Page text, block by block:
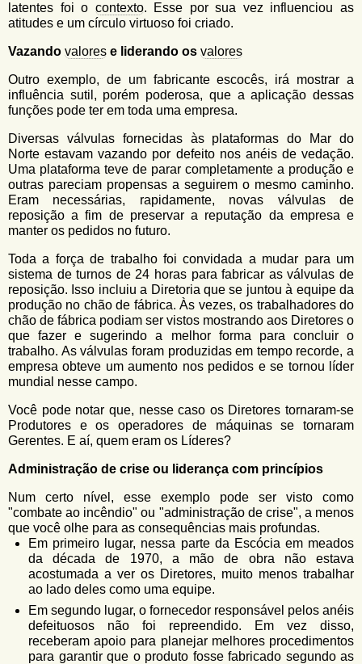
latentes foi o contexto. Esse por sua vez influenciou as
atitudes e um círculo virtuoso foi criado.
Vazando valores e liderando os valores
Outro exemplo, de um fabricante escocês, irá mostrar a
influência sutil, porém poderosa, que a aplicação dessas
funções pode ter em toda uma empresa.
Diversas válvulas fornecidas às plataformas do Mar do
Norte estavam vazando por defeito nos anéis de vedação.
Uma plataforma teve de parar completamente a produção e
outras pareciam propensas a seguirem o mesmo caminho.
Eram necessárias, rapidamente, novas válvulas de
reposição a fim de preservar a reputação da empresa e
manter os pedidos no futuro.
Toda a força de trabalho foi convidada a mudar para um
sistema de turnos de 24 horas para fabricar as válvulas de
reposição. Isso incluiu a Diretoria que se juntou à equipe da
produção no chão de fábrica. Às vezes, os trabalhadores do
chão de fábrica podiam ser vistos mostrando aos Diretores o
que fazer e sugerindo a melhor forma para concluir o
trabalho. As válvulas foram produzidas em tempo recorde, a
empresa obteve um aumento nos pedidos e se tornou líder
mundial nesse campo.
Você pode notar que, nesse caso os Diretores tornaram-se
Produtores e os operadores de máquinas se tornaram
Gerentes. E aí, quem eram os Líderes?
Administração de crise ou liderança com princípios
Num certo nível, esse exemplo pode ser visto como
"combate ao incêndio" ou "administração de crise", a menos
que você olhe para as consequências mais profundas.
Em primeiro lugar, nessa parte da Escócia em meados
da década de 1970, a mão de obra não estava
acostumada a ver os Diretores, muito menos trabalhar
ao lado deles como uma equipe.
Em segundo lugar, o fornecedor responsável pelos anéis
defeituosos não foi repreendido. Em vez disso,
receberam apoio para planejar melhores procedimentos
para garantir que o produto fosse fabricado segundo as